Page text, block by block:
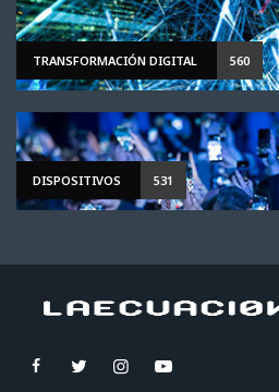
TRANSFORMACIÓN DIGITAL 560
DISPOSITIVOS 531